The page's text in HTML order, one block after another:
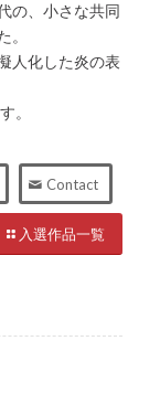
の、小さな共同
人化した炎の表
。
Contact
入選作品一覧